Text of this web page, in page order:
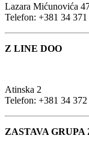
Lazara Mićunovića
Telefon: +381 34 371
Z LINE DOO
Atinska 2
Telefon: +381 34 372
ZASTAVA